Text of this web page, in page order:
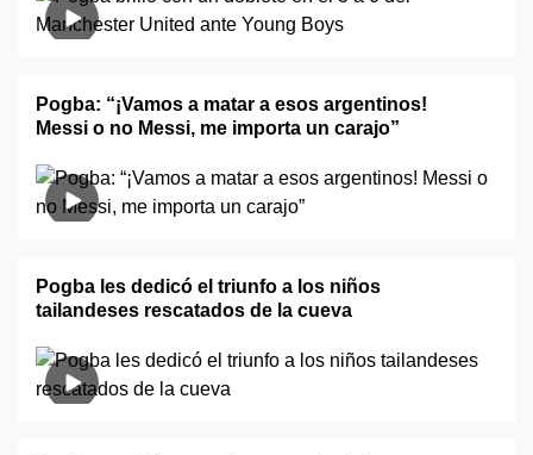
Pogba: “¡Vamos a matar a esos argentinos!
Messi o no Messi, me importa un carajo”
Pogba les dedicó el triunfo a los niños
tailandeses rescatados de la cueva